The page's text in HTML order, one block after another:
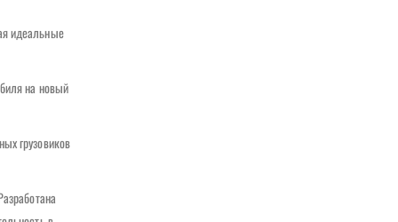
идеальные
на новый
грузовиков